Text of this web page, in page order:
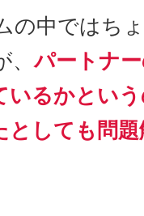
の中ではち
、パートナ
いるかとい
としても問